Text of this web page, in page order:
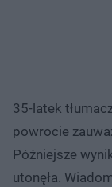
35-latek
powrocie
Późniejsze
utonęła.